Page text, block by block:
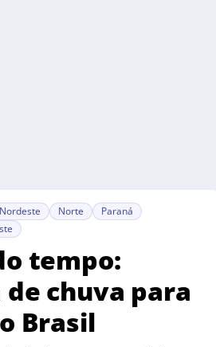
Nordeste Norte
Paraná
tempo:
chuva para
Brasil